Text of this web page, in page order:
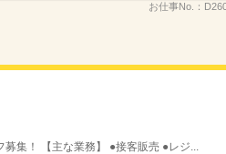
お仕事No.：
集！ 【主な業務】 ●接客販売 ●レジ...